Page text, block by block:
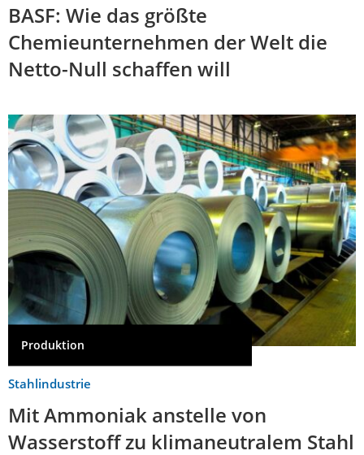
BASF: Wie das größte
Chemieunternehmen der Welt die
Netto-Null schaffen will
Produktion
Stahlindustrie
Mit Ammoniak anstelle von
Wasserstoff zu klimaneutralem Stahl